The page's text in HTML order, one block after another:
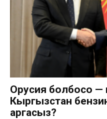
Орусия болбосо —
Кыргызстан
аргасыз?